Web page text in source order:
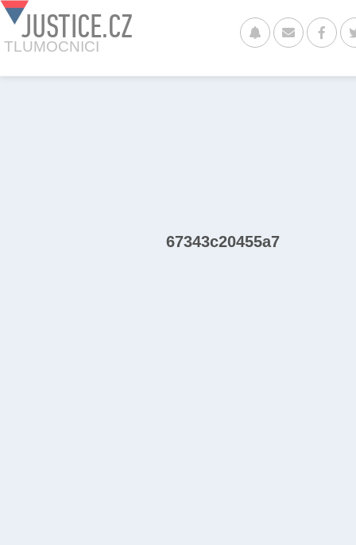
JUSTICE.CZ
TLUMOCNICI
67343c20455a7